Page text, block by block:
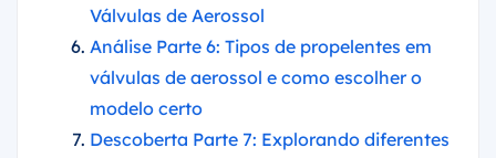
Válvulas de Aerossol
Análise Parte 6: Tipos de propelentes em
válvulas de aerossol e como escolher o
modelo certo
Descoberta Parte 7: Explorando diferentes